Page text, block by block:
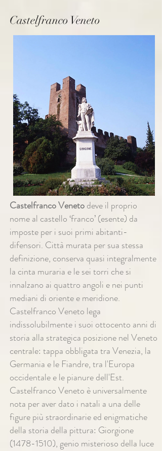
Castelfranco Veneto
Castelfranco Venetodeve il proprio
nome al castello ‘franco’ (esente) da
imposte per i suoi primi abitanti-
difensori. Città murata per sua stessa
definizione, conserva quasi integralmente
la cinta muraria e le sei torri che si
innalzano ai quattro angoli e nei punti
mediani di oriente e meridione.
Castelfranco Veneto lega
indissolubilmente i suoi ottocento anni di
storia alla strategica posizione nel Veneto
centrale: tappa obbligata tra Venezia, la
Germania e le Fiandre, tra l'Europa
occidentale e le pianure dell'Est.
Castelfranco Veneto è universalmente
nota per aver dato i natali a una delle
figure più straordinarie ed enigmatiche
della storia della pittura: Giorgione
(1478-1510), genio misterioso della luce